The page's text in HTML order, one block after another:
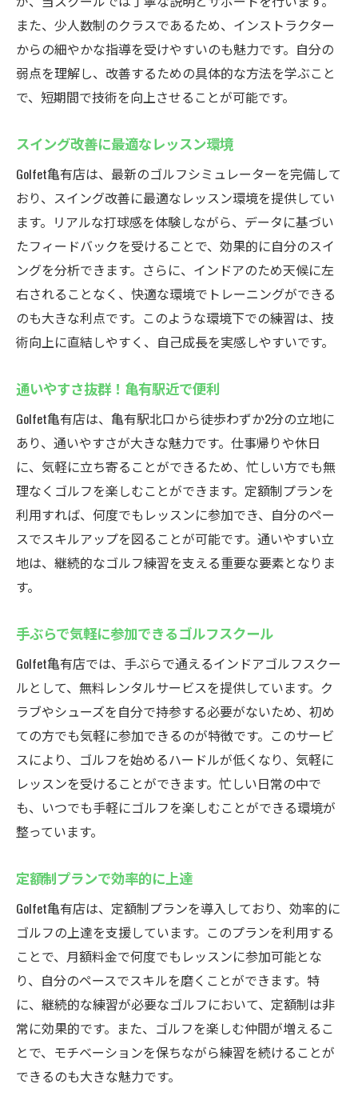
また、少人数制のクラスであるため、インストラクター
からの細やかな指導を受けやすいのも魅力です。自分の
弱点を理解し、改善するための具体的な方法を学ぶこと
で、短期間で技術を向上させることが可能です。
スイング改善に最適なレッスン環境
Golfet亀有店は、最新のゴルフシミュレーターを完備して
おり、スイング改善に最適なレッスン環境を提供してい
ます。リアルな打球感を体験しながら、データに基づい
たフィードバックを受けることで、効果的に自分のスイ
ングを分析できます。さらに、インドアのため天候に左
右されることなく、快適な環境でトレーニングができる
のも大きな利点です。このような環境下での練習は、技
術向上に直結しやすく、自己成長を実感しやすいです。
通いやすさ抜群！亀有駅近で便利
Golfet亀有店は、亀有駅北口から徒歩わずか2分の立地に
あり、通いやすさが大きな魅力です。仕事帰りや休日
に、気軽に立ち寄ることができるため、忙しい方でも無
理なくゴルフを楽しむことができます。定額制プランを
利用すれば、何度でもレッスンに参加でき、自分のペー
スでスキルアップを図ることが可能です。通いやすい立
地は、継続的なゴルフ練習を支える重要な要素となりま
す。
手ぶらで気軽に参加できるゴルフスクール
Golfet亀有店では、手ぶらで通えるインドアゴルフスクー
ルとして、無料レンタルサービスを提供しています。ク
ラブやシューズを自分で持参する必要がないため、初め
ての方でも気軽に参加できるのが特徴です。このサービ
スにより、ゴルフを始めるハードルが低くなり、気軽に
レッスンを受けることができます。忙しい日常の中で
も、いつでも手軽にゴルフを楽しむことができる環境が
整っています。
定額制プランで効率的に上達
Golfet亀有店は、定額制プランを導入しており、効率的に
ゴルフの上達を支援しています。このプランを利用する
ことで、月額料金で何度でもレッスンに参加可能とな
り、自分のペースでスキルを磨くことができます。特
に、継続的な練習が必要なゴルフにおいて、定額制は非
常に効果的です。また、ゴルフを楽しむ仲間が増えるこ
とで、モチベーションを保ちながら練習を続けることが
できるのも大きな魅力です。